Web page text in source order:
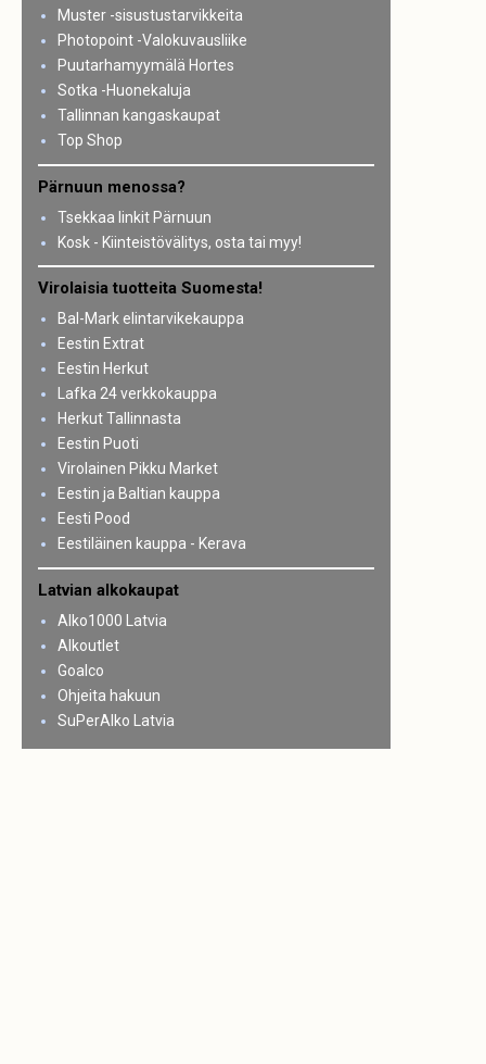
Muster -sisustustarvikkeita
Photopoint -Valokuvausliike
Puutarhamyymälä Hortes
Sotka -Huonekaluja
Tallinnan kangaskaupat
Top Shop
Pärnuun menossa?
Tsekkaa linkit Pärnuun
Kosk - Kiinteistövälitys, osta tai myy!
Virolaisia tuotteita Suomesta!
Bal-Mark elintarvikekauppa
Eestin Extrat
Eestin Herkut
Lafka 24 verkkokauppa
Herkut Tallinnasta
Eestin Puoti
Virolainen Pikku Market
Eestin ja Baltian kauppa
Eesti Pood
Eestiläinen kauppa - Kerava
Latvian alkokaupat
Alko1000 Latvia
Alkoutlet
Goalco
Ohjeita hakuun
SuPerAlko Latvia